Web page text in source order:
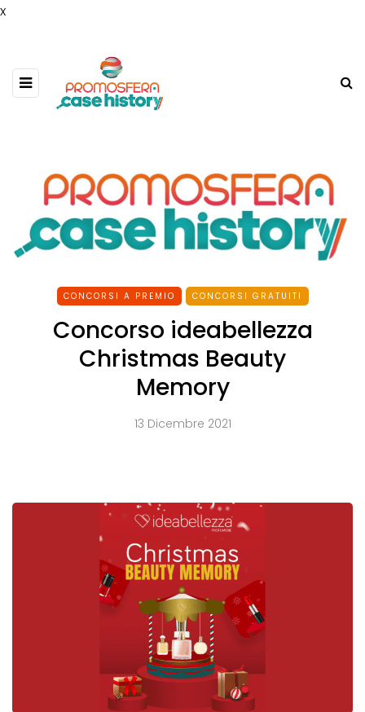
x
CONCORSI A PREMIO CONCORSI GRATUITI
Concorso ideabellezza
Christmas Beauty
Memory
13 Dicembre 2021